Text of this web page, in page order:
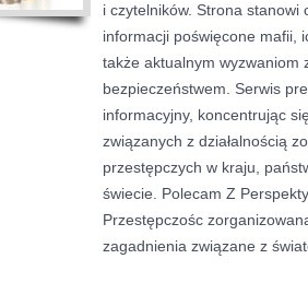
i czytelników. Strona stanowi
informacji poświęcone mafii,
także aktualnym wyzwaniom
bezpieczeństwem. Serwis
informacyjny, koncentrując
związanych z działalnością
przestępczych w kraju,
świecie. Polecam Z
Przestępczośc
zagadnienia związane z